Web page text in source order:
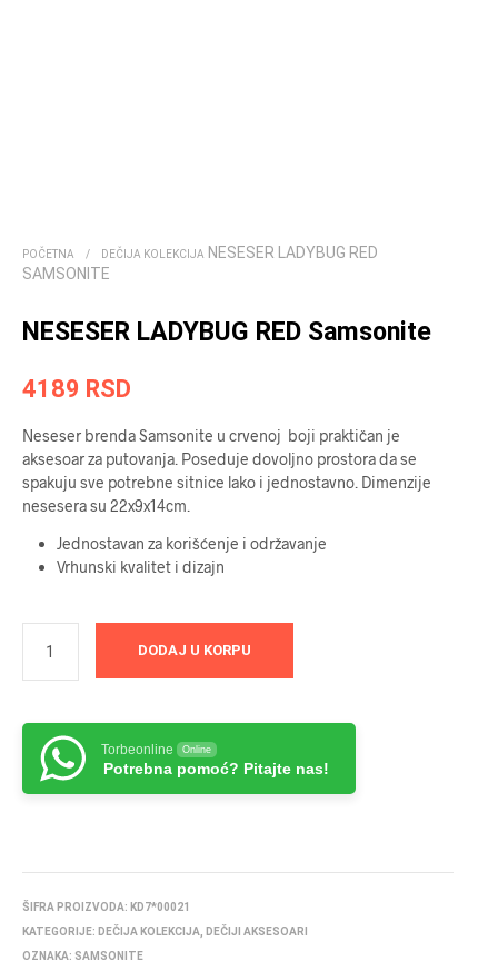
POČETNA / DEČIJA KOLEKCIJA NESESER LADYBUG RED
SAMSONITE
NESESER LADYBUG RED Samsonite
4189 RSD
Neseser brenda Samsonite u crvenoj boji praktičan je
aksesoar za putovanja. Poseduje dovoljno prostora da se
spakuju sve potrebne sitnice lako i jednostavno. Dimenzije
nesesera su 22x9x14cm.
Jednostavan za korišćenje i održavanje
Vrhunski kvalitet i dizajn
DODAJ U KORPU
Torbeonline Online
Potrebna pomoć? Pitajte nas!
ŠIFRA PROIZVODA: KD7*00021
KATEGORIJE: DEČIJA KOLEKCIJA
DEČIJI AKSESOARI
OZNAKA: SAMSONITE